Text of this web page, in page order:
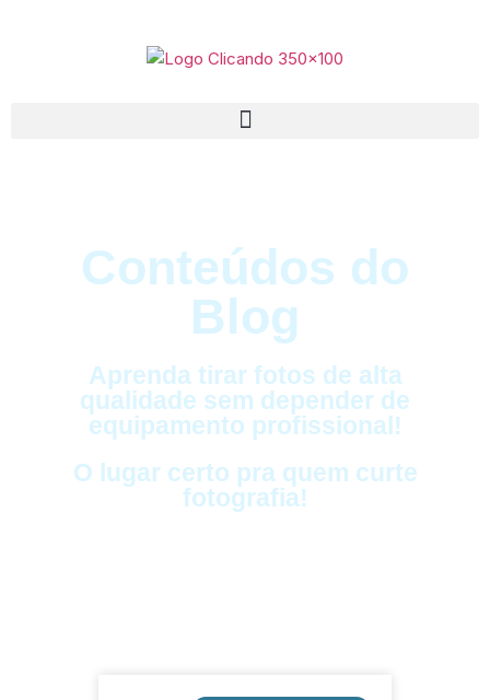
Conteúdos do
Blog
Aprenda tirar fotos de alta
qualidade sem depender de
equipamento profissional!
O lugar certo pra quem curte
fotografia!